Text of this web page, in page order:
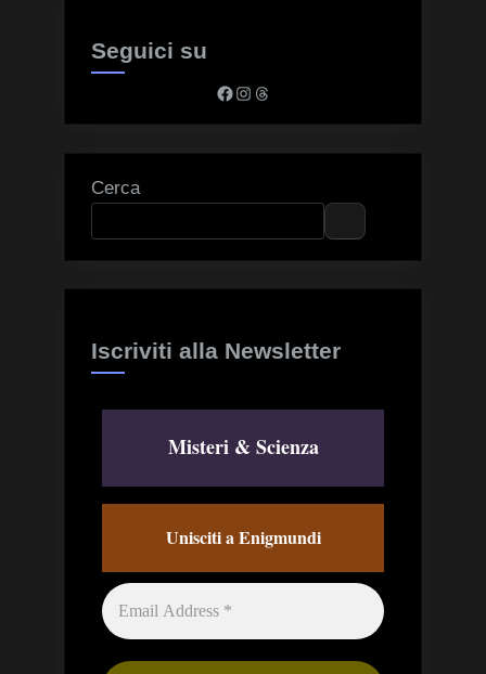
Seguici su
Facebook
Instagram
Threads
Cerca
Iscriviti alla Newsletter
Misteri & Scienza
Unisciti a Enigmundi